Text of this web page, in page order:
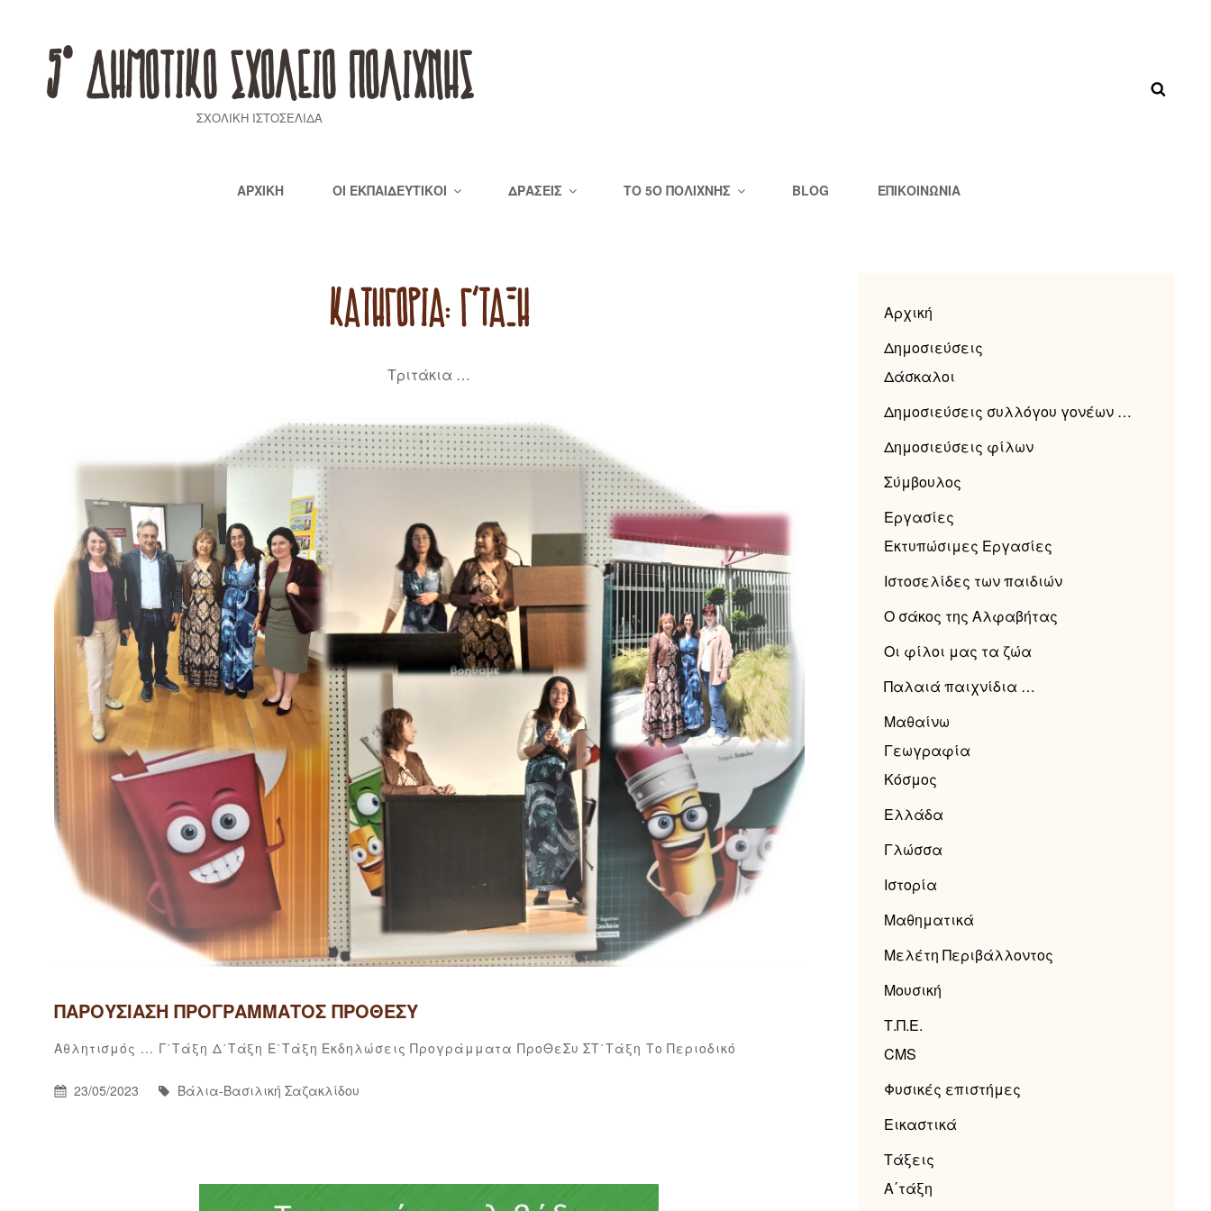
5° ΔΗΜΟΤΙΚΟ ΣΧΟΛΕΙΟ ΠΟΛΙΧΝΗΣ
ΣΧΟΛΙΚΗ ΙΣΤΟΣΕΛΙΔΑ
ΑΡΧΙΚΉ ΟΙ ΕΚΠΑΙΔΕΥΤΙΚΟΊ ΔΡΆΣΕΙΣ ΤΟ 5Ο ΠΟΛΊΧΝΗΣ BLOG ΕΠΙΚΟΙΝΩΝΊΑ
ΚΑΤΗΓΟΡΊΑ:Γ΄ΤΆΞΗ
Τριτάκια …
ΠΑΡΟΥΣΊΑΣΗ ΠΡΟΓΡΆΜΜΑΤΟΣ ΠΡΟΘΕΣΥ
Categories
Αθλητισμός ... Γ΄τάξη Δ΄τάξη Ε΄τάξη Εκδηλώσεις Προγράμματα ΠροΘεΣυ ΣΤ΄τάξη Το Περιοδικό
Posted
23/05/2023 By
Βάλια-Βασιλική Σαζακλίδου
Αρχική
Δημοσιεύσεις
Δάσκαλοι
Δημοσιεύσεις συλλόγου γονέων …
Δημοσιεύσεις φίλων
Σύμβουλος
Εργασίες
Εκτυπώσιμες Εργασίες
Ιστοσελίδες των παιδιών
Ο σάκος της Αλφαβήτας
Οι φίλοι μας τα ζώα
Παλαιά παιχνίδια …
Μαθαίνω
Γεωγραφία
Κόσμος
Ελλάδα
Γλώσσα
Ιστορία
Μαθηματικά
Μελέτη Περιβάλλοντος
Μουσική
Τ.Π.Ε.
CMS
Φυσικές επιστήμες
Εικαστικά
Τάξεις
Α΄τάξη